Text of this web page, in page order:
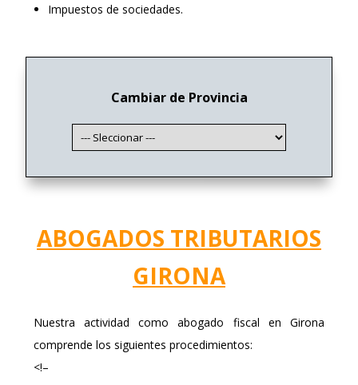
Impuestos de sociedades.
Cambiar de Provincia
ABOGADOS TRIBUTARIOS
GIRONA
Nuestra actividad como abogado fiscal en Girona
comprende los siguientes procedimientos:
<!–